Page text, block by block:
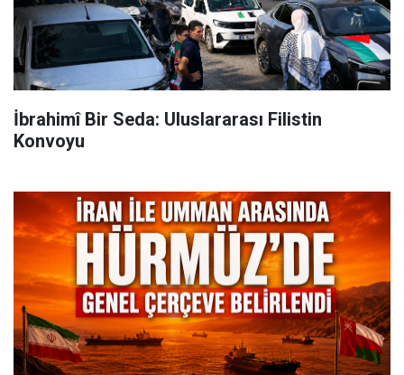
İbrahimî Bir Seda: Uluslararası Filistin
Konvoyu